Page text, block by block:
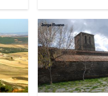
Jorge Bueno